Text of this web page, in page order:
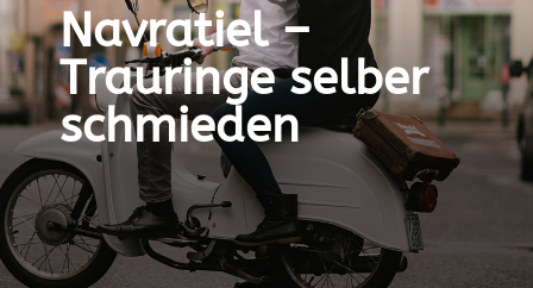
Navratiel –
Trauringe selber
schmieden